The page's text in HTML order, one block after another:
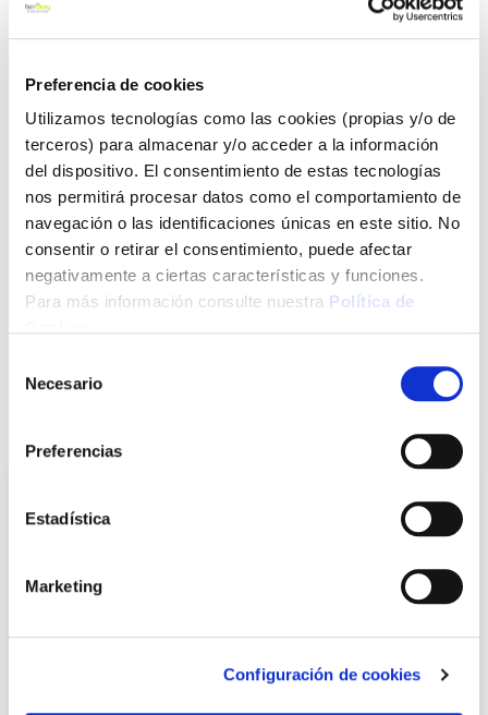
Preferencia de cookies
Utilizamos tecnologías como las cookies (propias y/o de
terceros) para almacenar y/o acceder a la información
del dispositivo. El consentimiento de estas tecnologías
nos permitirá procesar datos como el comportamiento de
navegación o las identificaciones únicas en este sitio. No
consentir o retirar el consentimiento, puede afectar
negativamente a ciertas características y funciones.
Para más información consulte nuestra Política de
Necesario
Preferencias
Estadística
Marketing
Configuración de cookies
10,90 €
Click&Collect - Recogida gratis
en nuestras tiendas
Envío a domicilio:
5 días hábiles
+ INFO